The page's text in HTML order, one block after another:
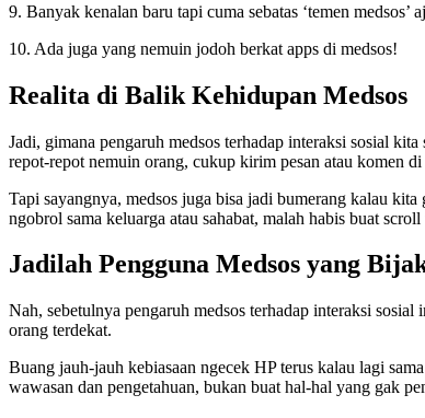
9. Banyak kenalan baru tapi cuma sebatas ‘temen medsos’
10. Ada juga yang nemuin jodoh berkat apps di medsos!
Realita di Balik Kehidupan Medsos
Jadi, gimana pengaruh medsos terhadap interaksi sosial
repot-repot nemuin orang, cukup kirim pesan atau komen
Tapi sayangnya, medsos juga bisa jadi bumerang kalau
ngobrol sama keluarga atau sahabat, malah habis buat
Jadilah Pengguna Medsos yang
Nah, sebetulnya pengaruh medsos terhadap interaksi
orang terdekat.
Buang jauh-jauh kebiasaan ngecek HP terus kalau lagi
wawasan dan pengetahuan, bukan buat hal-hal yang gak